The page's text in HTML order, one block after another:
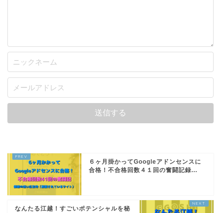
６ヶ月掛かってGoogleアドンセンスに
合格！不合格回数４１回の奮闘記録...
なんたる江越！すごいポテンシャルを秘